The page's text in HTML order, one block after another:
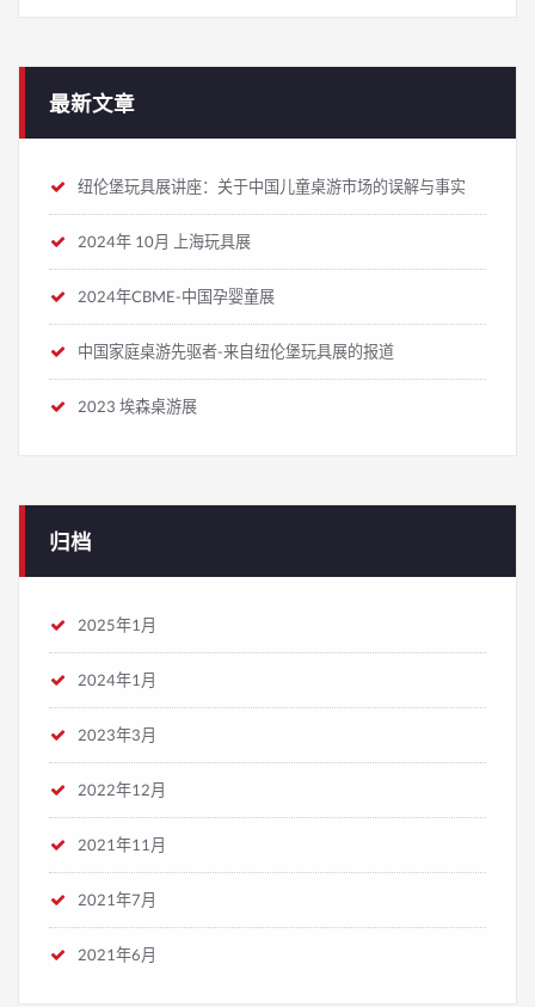
最新文章
纽伦堡玩具展讲座：关于中国儿童桌游市场的误解与事实
2024年 10月 上海玩具展
2024年CBME-中国孕婴童展
中国家庭桌游先驱者-来自纽伦堡玩具展的报道
2023 埃森桌游展
归档
2025年1月
2024年1月
2023年3月
2022年12月
2021年11月
2021年7月
2021年6月